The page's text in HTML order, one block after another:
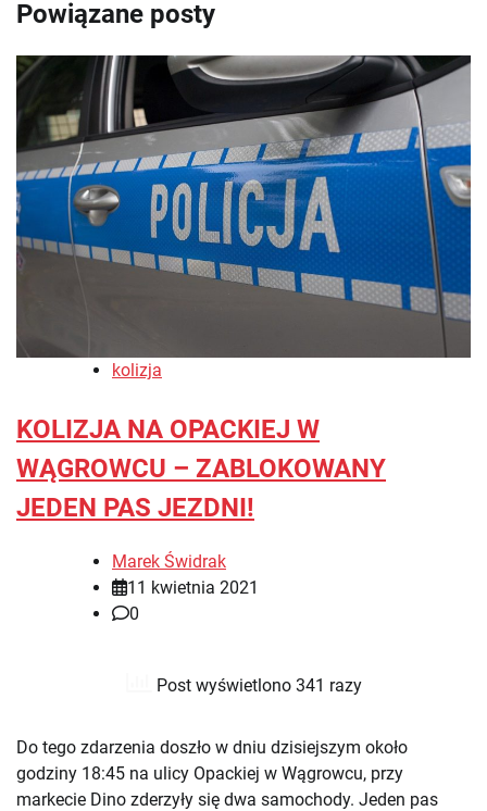
Powiązane posty
kolizja
KOLIZJA NA OPACKIEJ W
WĄGROWCU – ZABLOKOWANY
JEDEN PAS JEZDNI!
Marek Świdrak
11 kwietnia 2021
0
Post wyświetlono 341 razy
Do tego zdarzenia doszło w dniu dzisiejszym około
godziny 18:45 na ulicy Opackiej w Wągrowcu, przy
markecie Dino zderzyły się dwa samochody. Jeden pas